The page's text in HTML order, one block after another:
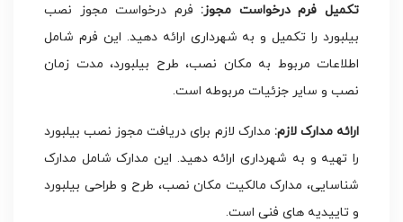
تکمیل فرم درخواست مجوز:فرم درخواست مجوز نصب
بیلبورد را تکمیل و به شهرداری ارائه دهید. این فرم شامل
اطلاعات مربوط به مکان نصب، طرح بیلبورد، مدت زمان
نصب و سایر جزئیات مربوطه است.
ارائه مدارک لازم: مدارک لازم برای دریافت مجوز نصب بیلبورد
را تهیه و به شهرداری ارائه دهید. این مدارک شامل مدارک
شناسایی، مدارک مالکیت مکان نصب، طرح و طراحی بیلبورد
و تاییدیه های فنی است.